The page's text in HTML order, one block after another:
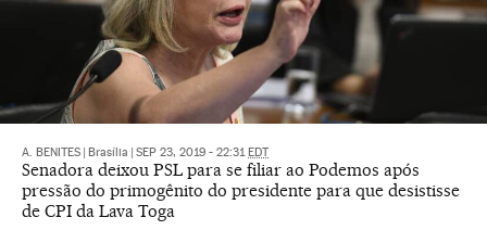
A. BENITES Brasília SEP 23, 2019 - 22:31 EDT
Senadora deixou PSL para se filiar ao Podemos após
pressão do primogênito do presidente para que desistisse
de CPI da Lava Toga